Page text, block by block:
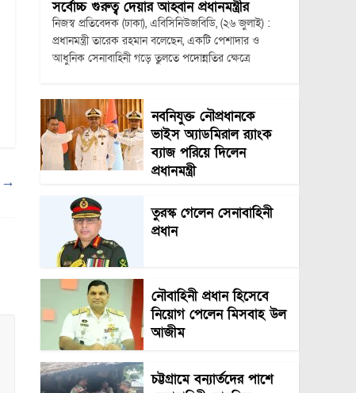
→
সর্বোচ্চ গুরুত্ব দেয়ার আহ্বান প্রধানমন্ত্রীর
নিজস্ব প্রতিবেদক (ঢাকা), এবিসিনিউজবিডি, (২৬ জুলাই) :
প্রধানমন্ত্রী তারেক রহমান বলেছেন, একটি পেশাদার ও
আধুনিক সেনাবাহিনী গড়ে তুলতে পদোন্নতির ক্ষেত্রে
নবনিযুক্ত নৌপ্রধানকে
ভাইস অ্যাডমিরাল র‍্যাংক
ব্যাজ পরিয়ে দিলেন
প্রধানমন্ত্রী
তুরস্ক গেলেন সেনাবাহিনী
প্রধান
নৌবাহিনী প্রধান হিসেবে
নিয়োগ পেলেন মিসবাহ উল
আজীম
চট্টগ্রামে বন্যার্তদের পাশে